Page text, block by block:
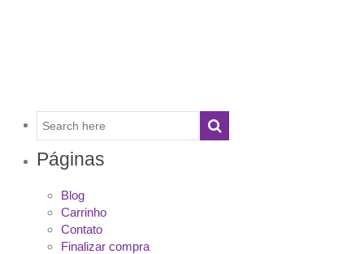
Páginas
Blog
Carrinho
Contato
Finalizar compra